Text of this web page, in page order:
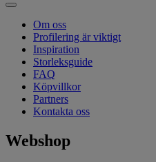
Om oss
Profilering är viktigt
Inspiration
Storleksguide
FAQ
Köpvillkor
Partners
Kontakta oss
Webshop